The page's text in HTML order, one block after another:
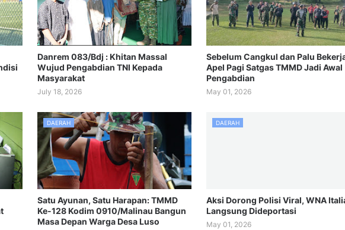
Danrem 083/Bdj : Khitan Massal
Wujud Pengabdian TNI Kepada
Masyarakat
July 18, 2026
Sebelum Cangkul dan Palu
Apel Pagi Satgas TMMD Jadi Awal
Pengabdian
May 01, 2026
DAERAH
Satu Ayunan, Satu Harapan: TMMD
Ke-128 Kodim 0910/Malinau Bangun
Masa Depan Warga Desa Luso
DAERAH
Aksi Dorong Polisi Viral, WNA
Langsung Dideportasi
May 01, 2026